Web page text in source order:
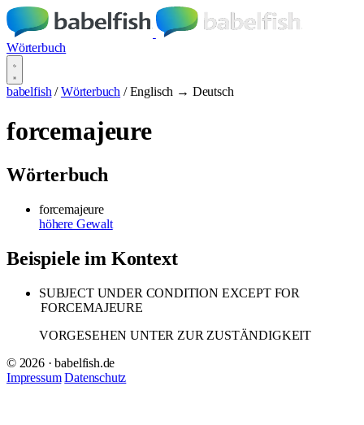
Wörterbuch
babelfish / Wörterbuch / Englisch → Deutsch
forcemajeure
Wörterbuch
forcemajeure
höhere Gewalt
Beispiele im Kontext
SUBJECT UNDER CONDITION EXCEPT FOR
FORCEMAJEURE
VORGESEHEN UNTER ZUR ZUSTÄNDIGKEIT
© 2026 · babelfish.de
Impressum Datenschutz